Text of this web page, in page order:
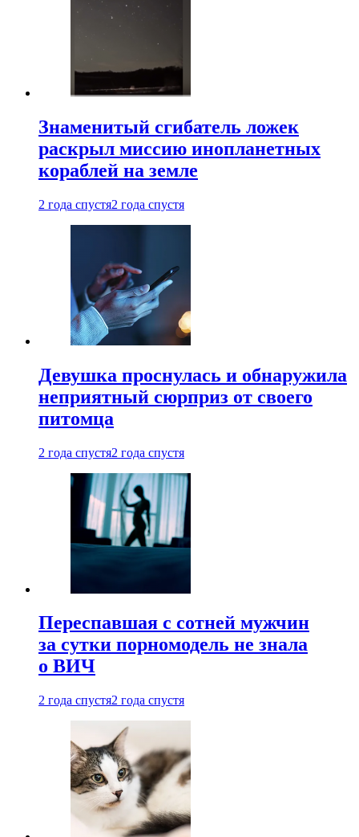
Знаменитый сгибатель ложек
раскрыл миссию инопланетных
кораблей на земле
2 года спустя2 года спустя
Девушка проснулась и обнаружила
неприятный сюрприз от своего
питомца
2 года спустя2 года спустя
Переспавшая с сотней мужчин
за сутки порномодель не знала
о ВИЧ
2 года спустя2 года спустя